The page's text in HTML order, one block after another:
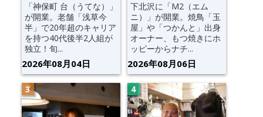
「神保町 台（うてな）」
が開業。老舗「浅草今
半」で20年超のキャリア
を持つ40代後半2人組が
独立！旬...
2026年08月04日
下北沢に「M2（エム
ニ）」が開業。焼鳥「玉
屋」や「つかんと」出身
オーナー、もつ焼きにホ
ッピーからナチ...
2026年08月06日